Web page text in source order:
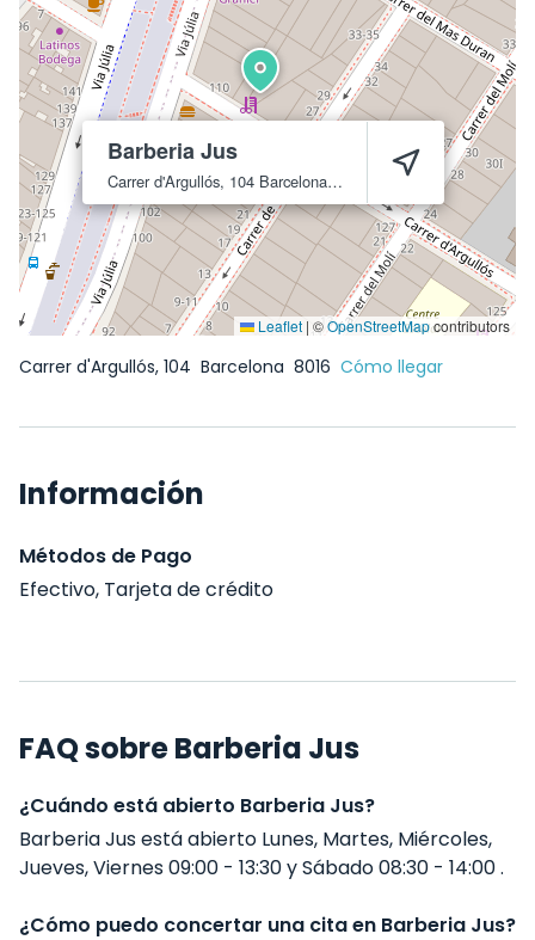
Barberia Jus
Carrer d'Argullós, 104 Barcelona 8016
Leaflet | ©OpenStreetMapcontributors
Carrer d'Argullós, 104 Barcelona 8016 Cómo llegar
Información
Métodos de Pago
Efectivo, Tarjeta de crédito
FAQ sobre Barberia Jus
¿Cuándo está abierto Barberia Jus?
Barberia Jus está abierto Lunes, Martes, Miércoles,
Jueves, Viernes 09:00 - 13:30 y Sábado 08:30 - 14:00 .
¿Cómo puedo concertar una cita en Barberia Jus?